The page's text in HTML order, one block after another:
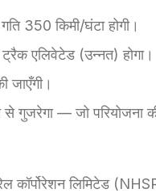
350 किमी/घंटा होगी।
एलिवेटेड (उन्नत) होगा।
जाएँगी।
गुजरेगा — जो परियोजना
कॉर्पोरेशन लिमिटेड